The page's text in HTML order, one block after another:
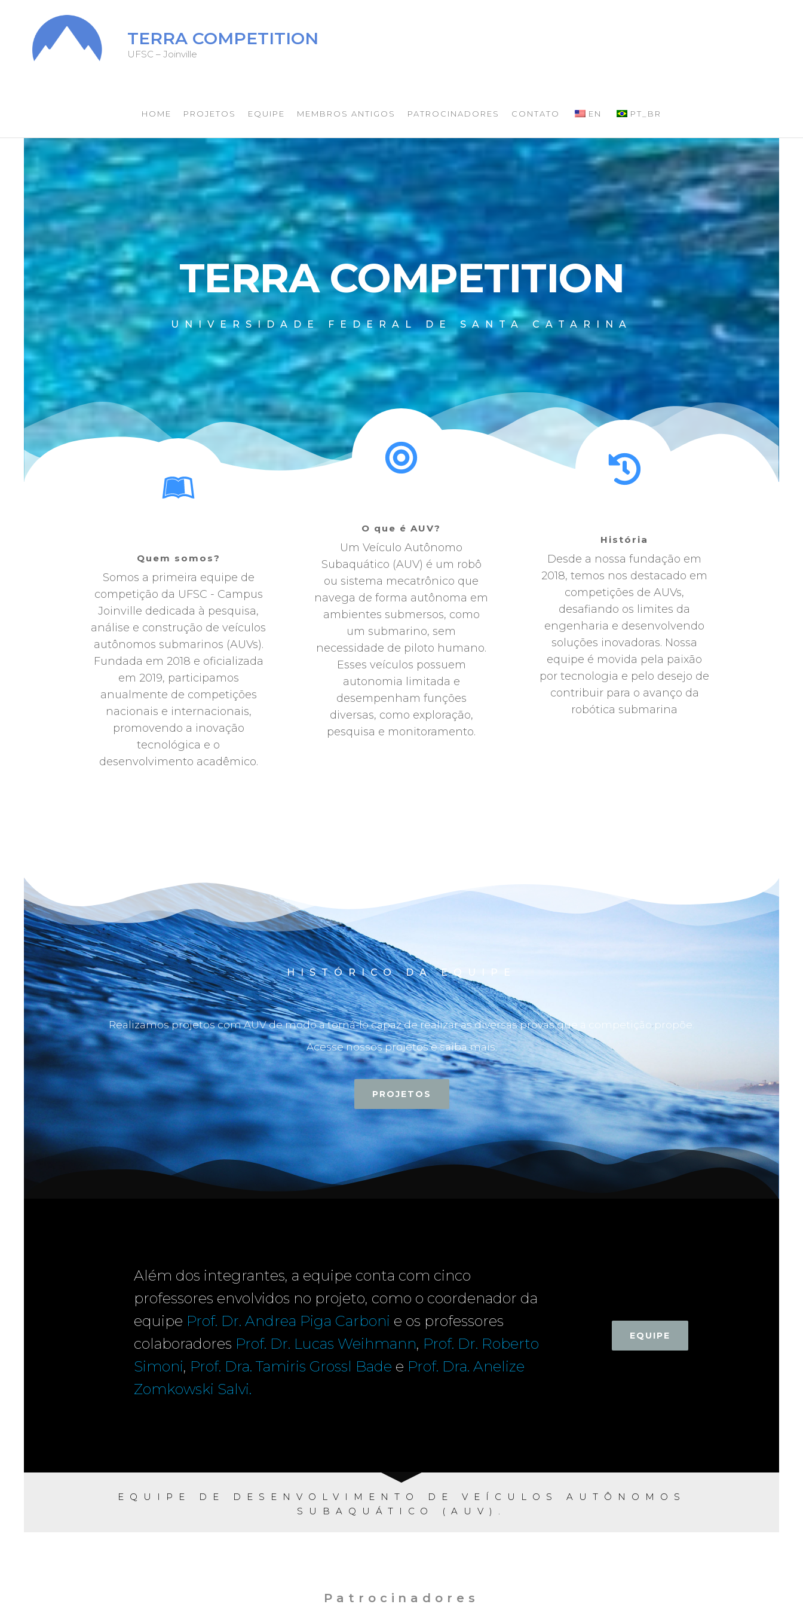
TERRA COMPETITION
UFSC – Joinville
HOME PROJETOS EQUIPE MEMBROS ANTIGOS PATROCINADORES CONTATO EN PT_BR
TERRA COMPETITION
UNIVERSIDADE FEDERAL DE SANTA CATARINA
Quem somos?
Somos a primeira equipe de
competição da UFSC - Campus
Joinville dedicada à pesquisa,
análise e construção de veículos
autônomos submarinos (AUVs).
Fundada em 2018 e oficializada
em 2019, participamos
anualmente de competições
nacionais e internacionais,
promovendo a inovação
tecnológica e o
desenvolvimento acadêmico.
O que é AUV?
Um Veículo Autônomo
Subaquático (AUV) é um robô
ou sistema mecatrônico que
navega de forma autônoma em
ambientes submersos, como
um submarino, sem
necessidade de piloto humano.
Esses veículos possuem
autonomia limitada e
desempenham funções
diversas, como exploração,
pesquisa e monitoramento.
História
Desde a nossa fundação em
2018, temos nos destacado em
competições de AUVs,
desafiando os limites da
engenharia e desenvolvendo
soluções inovadoras. Nossa
equipe é movida pela paixão
por tecnologia e pelo desejo de
contribuir para o avanço da
robótica submarina
HISTÓRICO DA EQUIPE
Realizamos projetos com AUV de modo a torná-lo capaz de realizar as diversas provas que a competição propõe.
Acesse nossos projetos e saiba mais.
PROJETOS
Além dos integrantes, a equipe conta com cinco
professores envolvidos no projeto, como o coordenador da
equipe Prof. Dr. Andrea Piga Carboni e os professores
colaboradores Prof. Dr. Lucas Weihmann, Prof. Dr. Roberto
Simoni, Prof. Dra. Tamiris Grossl Bade e Prof. Dra. Anelize
Zomkowski Salvi.
EQUIPE
EQUIPE DE DESENVOLVIMENTO DE VEÍCULOS AUTÔNOMOS
SUBAQUÁTICO (AUV).
Patrocinadores